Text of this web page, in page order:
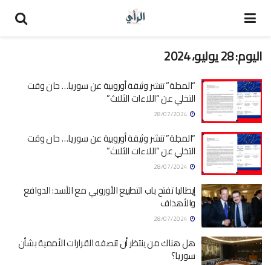
اليوم:28 يوليو، 2024
“المجلة” تنشر وثيقة أوروبية عن سوريا… حان وقت
التخلي عن “اللاءات الثلاث”
“المجلة” تنشر وثيقة أوروبية عن سوريا… حان وقت
التخلي عن “اللاءات الثلاث”
إيطاليا تفتح باب التطبيع الأوروبي مع الأسد: الدوافع
والأهداف
هل هناك من ينتظر أن تنصفه القرارات الأممية بشأن
سوريا؟